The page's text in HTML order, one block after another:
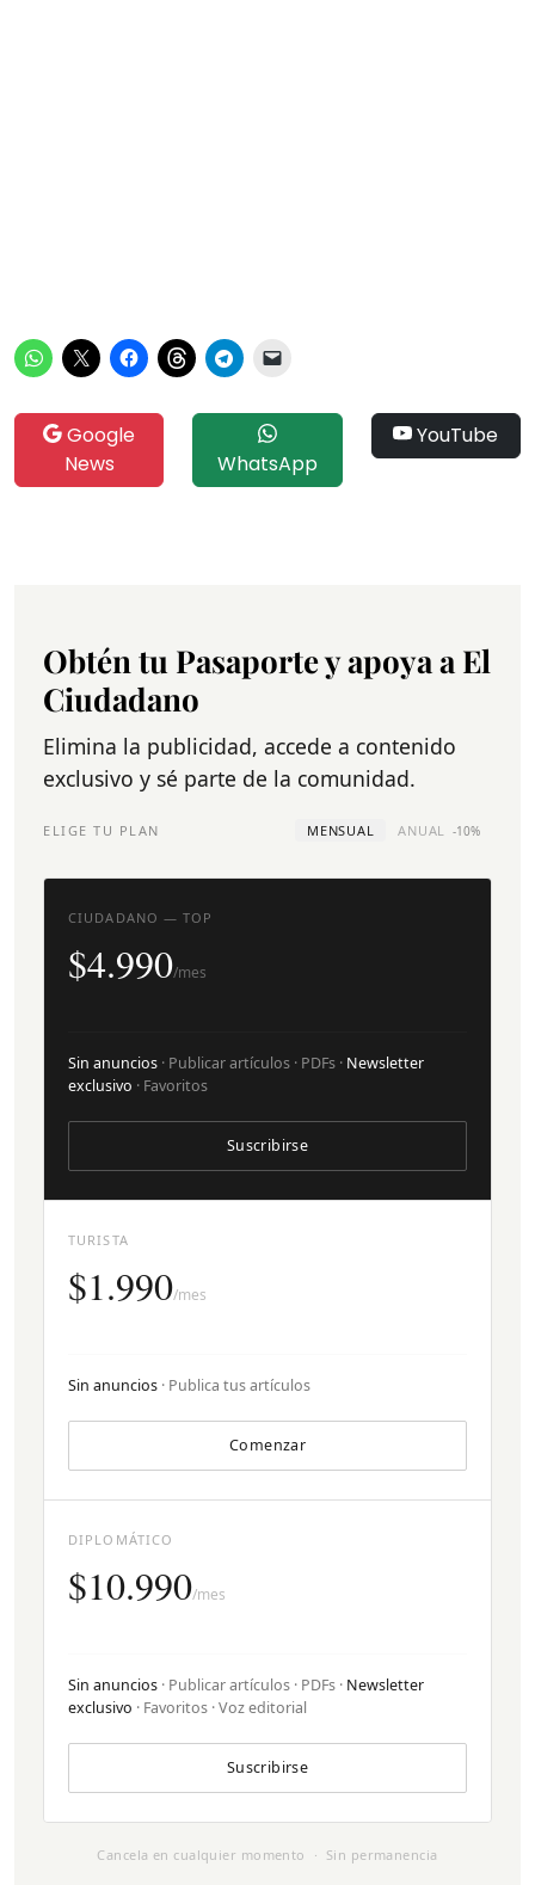
Google
News
WhatsApp
YouTube
Obtén tu Pasaporte y apoya a El
Ciudadano
Elimina la publicidad, accede a contenido
exclusivo y sé parte de la comunidad.
ELIGE TU PLAN MENSUAL ANUAL -10%
TURISTA
$1.990/mes
Sin anuncios · Publica tus artículos
Comenzar
CIUDADANO — TOP
$4.990/mes
Sin anuncios · Publicar artículos · PDFs · Newsletter
exclusivo · Favoritos
Suscribirse
DIPLOMÁTICO
$10.990/mes
Sin anuncios · Publicar artículos · PDFs · Newsletter
exclusivo · Favoritos · Voz editorial
Suscribirse
Cancela en cualquier momento · Sin permanencia